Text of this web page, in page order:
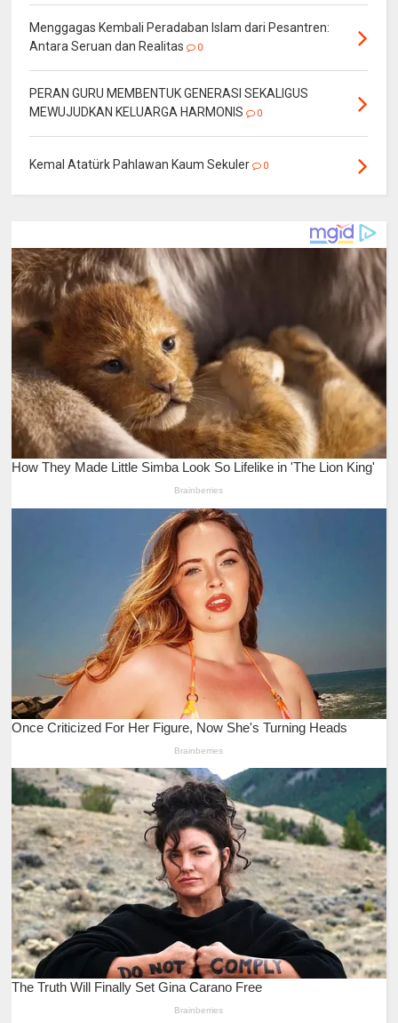
Menggagas Kembali Peradaban Islam dari Pesantren:
Antara Seruan dan Realitas
0
PERAN GURU MEMBENTUK GENERASI SEKALIGUS
MEWUJUDKAN KELUARGA HARMONIS
0
Kemal Atatürk Pahlawan Kaum Sekuler 0